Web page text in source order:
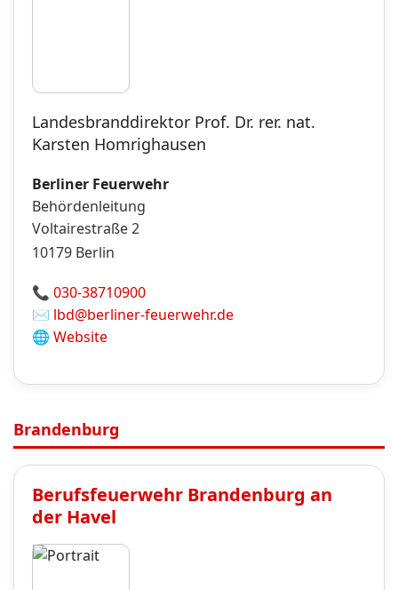
Landesbranddirektor Prof. Dr. rer. nat.
Karsten Homrighausen
Berliner Feuerwehr
Behördenleitung
Voltairestraße 2
10179 Berlin
📞 030-38710900
✉️ lbd@berliner-feuerwehr.de
🌐 Website
Brandenburg
Berufsfeuerwehr Brandenburg an
der Havel